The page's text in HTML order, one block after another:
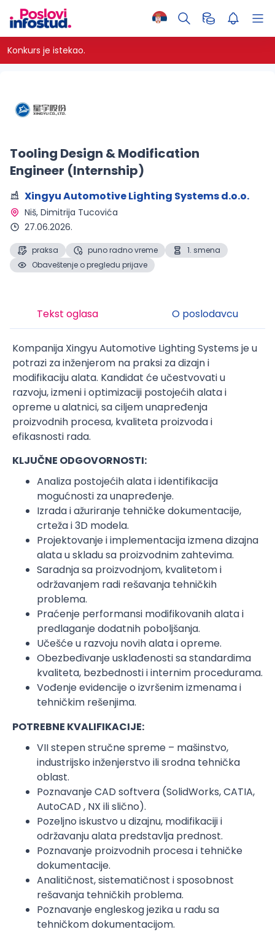
Konkurs je istekao.
Tooling Design & Modification
Engineer (Internship)
Xingyu Automotive Lighting Systems d.o.o.
Niš, Dimitrija Tucovića
27.06.2026.
praksa puno radno vreme
1. smena
Obaveštenje o pregledu prijave
Tekst oglasa O poslodavcu
Kompanija Xingyu Automotive Lighting Systems je u
potrazi za inženjerom na praksi za dizajn i
modifikaciju alata. Kandidat će učestvovati u
razvoju, izmeni i optimizaciji postojećih alata i
opreme u alatnici, sa ciljem unapređenja
proizvodnih procesa, kvaliteta proizvoda i
efikasnosti rada.
KLJUČNE ODGOVORNOSTI:
Analiza postojećih alata i identifikacija
mogućnosti za unapređenje.
Izrada i ažuriranje tehničke dokumentacije,
crteža i 3D modela.
Projektovanje i implementacija izmena dizajna
alata u skladu sa proizvodnim zahtevima.
Saradnja sa proizvodnjom, kvalitetom i
održavanjem radi rešavanja tehničkih
problema.
Praćenje performansi modifikovanih alata i
predlaganje dodatnih poboljšanja.
Učešće u razvoju novih alata i opreme.
Obezbeđivanje usklađenosti sa standardima
kvaliteta, bezbednosti i internim procedurama.
Vođenje evidencije o izvršenim izmenama i
tehničkim rešenjima.
POTREBNE KVALIFIKACIJE:
VII stepen stručne spreme – mašinstvo,
industrijsko inženjerstvo ili srodna tehnička
oblast.
Poznavanje CAD softvera (SolidWorks, CATIA,
AutoCAD , NX ili slično).
Pozeljno iskustvo u dizajnu, modifikaciji i
održavanju alata predstavlja prednost.
Poznavanje proizvodnih procesa i tehničke
dokumentacije.
Analitičnost, sistematičnost i sposobnost
rešavanja tehničkih problema.
Poznavanje engleskog jezika u radu sa
tehničkom dokumentacijom.